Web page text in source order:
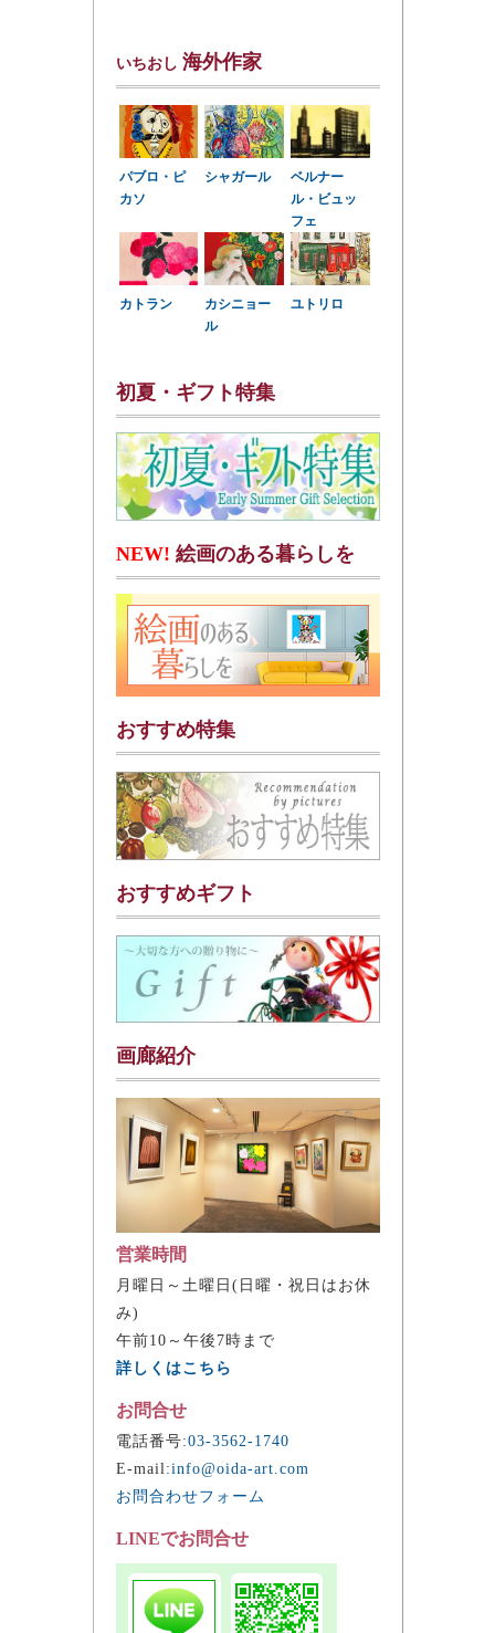
いちおし 海外作家
パブロ・ピ
カソ
シャガール
ベルナー
ル・ビュッ
フェ
カトラン
カシニョー
ル
ユトリロ
初夏・ギフト特集
NEW! 絵画のある暮らしを
おすすめ特集
おすすめギフト
画廊紹介
営業時間
月曜日～土曜日(日曜・祝日はお休
み)
午前10～午後7時まで
詳しくはこちら
お問合せ
電話番号:03-3562-1740
E-mail:info@oida-art.com
お問合わせフォーム
LINEでお問合せ